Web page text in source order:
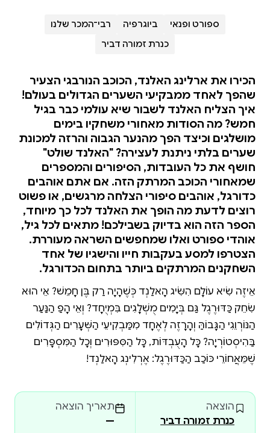
ספורט ופנאי ביוגרפיה
רבי־המכר שלנו
כנרת זמורה דביר
הכירו את ארלינג האלנד, הכוכב הנורבגי הצעיר
שהפך לאחד ממבקיעי השערים הגדולים בעולם!
איך הצליח האלנד לשבור שיא עולמי כבר בגיל
חמש? מה הסודות מאחורי משחקיו בימים
מושלגים וכיצד הפך מהנער הגבוה והרזה למכונת
שערים בלתי ניתנת לעצירה? "האלנד שולט"
חושף את כל העובדות, הסיפורים והמספרים
שמאחורי הכוכב המרתק הזה. אם אתם אוהבים
כדורגל, אוהבים סיפורי הצלחה מרגשים, או פשוט
רוצים לדעת מה הופך את האלנד לכל כך מיוחד,
הספר הזה הוא בדיוק בשבילכם! מתאים לכל גיל,
אוהדי ספורט ואלו שמחפשים השראה מעוררת.
הצטרפו למסע בעקבות חייו והישגיו של אחד
השחקנים המרתקים ביותר בתחום הכדורגל.
אֵיזֶה שִׂיא עוֹלָם הִשִּׂיג הָאלַנְד כְּשֶׁהָיָה רַק בֶּן חָמֵשׁ? אֵיךְ הוּא
שִׂחֵק כַּדּוּרֶגֶל גַּם בְּיָמִים מֻשְׁלָגִים בִּמְיֻחָד? וְאֵיךְ הָפַךְ הַנַּעַר
הַנּוֹרְוֵגִי הַגָּבוֹהַּ וְהָרָזֶה לְאֶחָד מִמַּבְקִיעֵי הַשְּׁעָרִים הַגְּדוֹלִים
בַּהִיסְטוֹרְיָה? כָּל הָעֻבְדּוֹת, כָּל הַסִּפּוּרִים וְכָל הַמִּסְפָּרִים
שֶׁמֵּאֲחוֹרֵי כּוֹכַב הַכַּדּוּרֶגֶל: אֶרְלִינְג הָאלַנְד!
הוצאה
כנרת זמורה דביר
תאריך הוצאה
—